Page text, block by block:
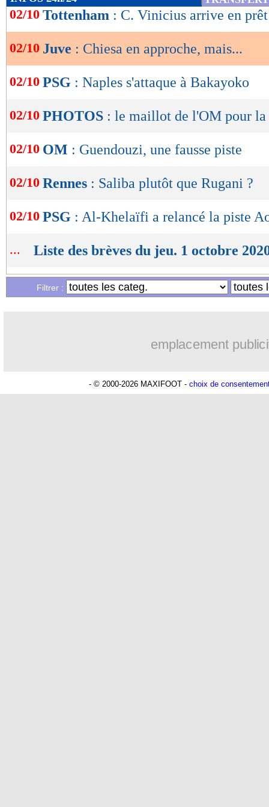
de
OK
02/10 Tottenham : C. Vinicius arrive en
02/10 Juve : Chiesa en approche, mais...
02/10 PSG : Naples s'attaque à Bakayoko
02/10 PHOTOS : le maillot de l'OM pour
02/10 OM : Guendouzi, une fausse piste
02/10 Rennes : Saliba plutôt que Rugani ?
02/10 PSG : Al-Khelaïfi a relancé la piste
... Liste des brèves du jeu. 1 octobre
Liste des brèves du mer. 30
Filtrer :
emplacement
- © 2000-2026 MAXIFOOT - choix de